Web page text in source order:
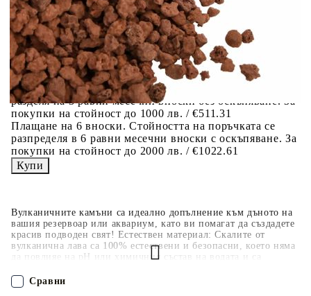
Вулканичните камъни са идеално допълнение към дъното на
вашия резервоар или аквариум, като ви помагат да създадете
красив подводен свят! Естествен материал: Скалите от
вулканична лава са 100% естествени и безопасни, което няма
да повлияе на pH или химичния състав на водата и са
С красива естествена форма, скалите от лава осигуряват
цветна и детайлна фокусна характеристика на вашия
поръчката Ви вместо Вас. Вие я получавате и
разполагате с три начина да я платите към тях:
Отложено до 30 дни от момента на изпращане на
поръчката без оскъпяване. За покупки на стойност до
400 лв. / €204,52
Плащане на 4 вноски. Заплащате 20% от стойността на
поръчката си на момента с карта. Останалата сума се
разделя на 3 равни месечни вноски без оскъпяване. За
покупки на стойност до 1000 лв. / €511.31
Плащане на 6 вноски. Стойността на поръчката се
разпределя в 6 равни месечни вноски с оскъпяване. За
покупки на стойност до 2000 лв. / €1022.61
Сравни